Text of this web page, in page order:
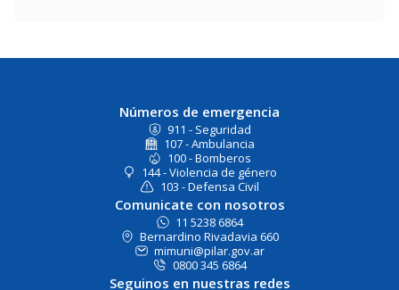
Números de emergencia
911 - Seguridad
107 - Ambulancia
100 - Bomberos
144 - Violencia de género
103 - Defensa Civil
Comunicate con nosotros
11 5238 6864
Bernardino Rivadavia 660
mimuni@pilar.gov.ar
0800 345 6864
Seguinos en nuestras redes